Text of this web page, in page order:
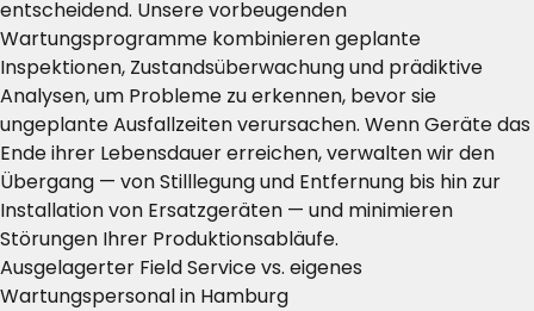
entscheidend. Unsere vorbeugenden
Wartungsprogramme kombinieren geplante
Inspektionen, Zustandsüberwachung und prädiktive
Analysen, um Probleme zu erkennen, bevor sie
ungeplante Ausfallzeiten verursachen. Wenn Geräte das
Ende ihrer Lebensdauer erreichen, verwalten wir den
Übergang — von Stilllegung und Entfernung bis hin zur
Installation von Ersatzgeräten — und minimieren
Störungen Ihrer Produktionsabläufe.
Ausgelagerter Field Service vs. eigenes
Wartungspersonal in Hamburg